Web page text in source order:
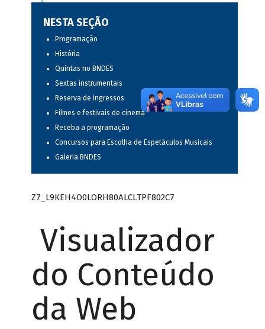
NESTA SEÇÃO
Programação
História
Quintas no BNDES
Sextas instrumentais
Reserva de ingressos
Filmes e festivais de cinema
Receba a programação
Concursos para Escolha de Espetáculos Musicais
Galeria BNDES
Z7_L9KEH4O0LORH80ALCLTPF802C7
Visualizador
do Conteúdo
da Web